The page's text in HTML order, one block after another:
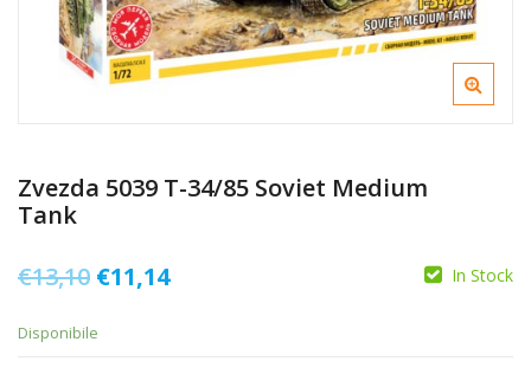
Zvezda 5039 T-34/85 Soviet Medium
Tank
€13,10 Il
€11,14Il
In Stock
Disponibile